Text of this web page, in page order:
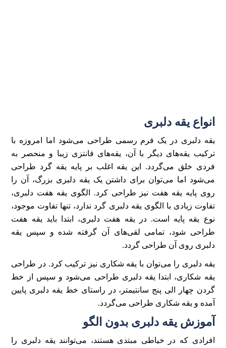
انواع یقه دلبری
یقه دلبری در یک فرم رسمی طراحی می‌شود اما امروزه با
ترکیب یقه‌های دیگر با آن، یقه‌های فانتزی زیبا و منحصر به
فردی خلق می‌گردد. این یقه اغلب بر پایه یقه گرد طراحی
می‌شود اما می‌توان برای داشتن یک یقه دلبری بزرگ، آن را
روی پایه یقه هفت نیز طراحی کرد. الگوی یقه هفت دلبری،
تفاوت زیادی با الگوی یقه دلبری گرد ندارد، تنها تفاوت موجود،
نوع یقه پایه است. در یقه هفت دلبری، ابتدا باید یقه هفت
طراحی شود، تمامی لقی‌های آن گرفته شده و سپس یقه
دلبری روی آن طراحی گردد.
یقه دلبری را می‌توان با یقه شکاری نیز ترکیب کرد. در طراحی
یقه شکاری، ابتدا یقه دلبری طراحی می‌شود و سپس از خط
گردن چهار الی پنج سانتیمتر، در راستای خط یقه دلبری پایین
آمده و یقه شکاری طراحی می‌گردد.
آموزش یقه دلبری بدون الگو
افرادی که در خیاطی مبتدی هستند، می‌توانند یقه دلبری را